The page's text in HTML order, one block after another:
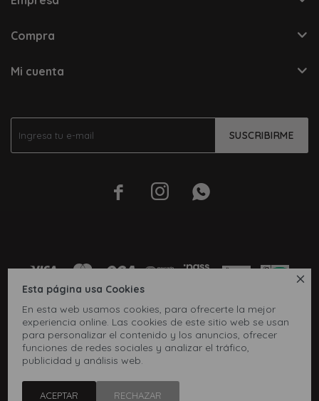

Esta página usa Cookies
En esta web usamos cookies, para ofrecerte la mejor
experiencia online. Las cookies de este sitio web se usan
para personalizar el contenido y los anuncios, ofrecer
funciones de redes sociales y analizar el tráfico,
publicidad y análisis web.
ACEPTAR RECHAZAR
SUSCRIBIRME
  
Compra
Mi cuenta
© Copyright 2026 / Inbox